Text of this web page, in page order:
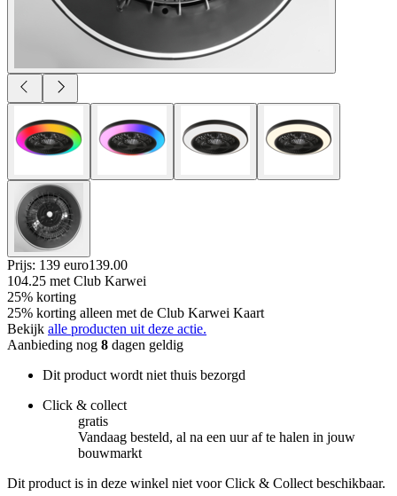
Prijs: 139 euro139.00
104.25 met Club Karwei
25% korting
25% korting alleen met de Club Karwei Kaart
Bekijk alle producten uit deze actie.
Aanbieding nog 8 dagen geldig
Dit product wordt niet thuis bezorgd
Click & collect
gratis
Vandaag besteld, al na een uur af te halen in jouw
bouwmarkt
Dit product is in deze winkel niet voor Click & Collect beschikbaar.